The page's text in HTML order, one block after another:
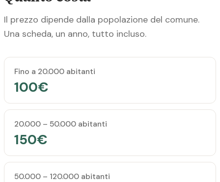
Il prezzo dipende dalla popolazione del comune.
Una scheda, un anno, tutto incluso.
Popolazione del comune
Fino a 20.000 abitanti
100€
20.000 – 50.000 abitanti
150€
50.000 – 120.000 abitanti